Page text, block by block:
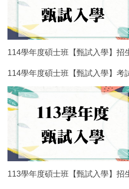
114學年度碩士班【甄試入學】招
114學年度碩士班【甄試入學】考
113學年度碩士班【甄試入學】招